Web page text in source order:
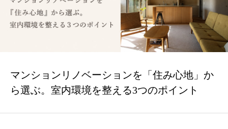
マンションリノベーションを「住み心地」か
ら選ぶ。室内環境を整える3つのポイント